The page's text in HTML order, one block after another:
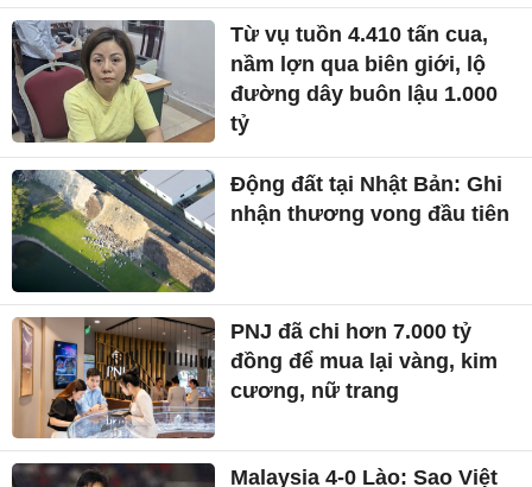
Từ vụ tuồn 4.410 tấn cua,
nầm lợn qua biên giới, lộ
đường dây buôn lậu 1.000
tỷ
Động đất tại Nhật Bản: Ghi
nhận thương vong đầu tiên
PNJ đã chi hơn 7.000 tỷ
đồng để mua lại vàng, kim
cương, nữ trang
Malaysia 4-0 Lào: Sao Việt